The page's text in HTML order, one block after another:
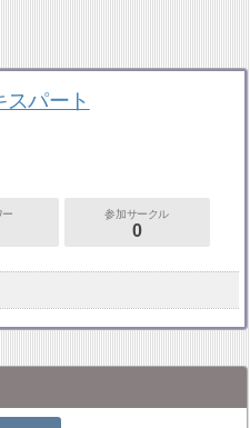
スパート
ー 参加サークル
0